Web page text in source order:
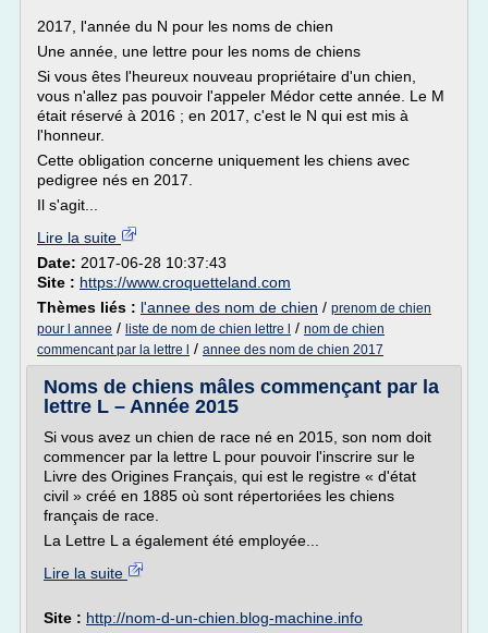
2017, l'année du N pour les noms de chien
Une année, une lettre pour les noms de chiens
Si vous êtes l'heureux nouveau propriétaire d'un chien,
vous n'allez pas pouvoir l'appeler Médor cette année. Le M
était réservé à 2016 ; en 2017, c'est le N qui est mis à
l'honneur.
Cette obligation concerne uniquement les chiens avec
pedigree nés en 2017.
Il s'agit...
Lire la suite
Date: 2017-06-28 10:37:43
Site : https://www.croquetteland.com
Thèmes liés : l'annee des nom de chien / prenom de chien
pour l annee / liste de nom de chien lettre l / nom de chien
commencant par la lettre l
/ annee des nom de chien 2017
Noms de chiens mâles commençant par la
lettre L – Année 2015
Si vous avez un chien de race né en 2015, son nom doit
commencer par la lettre L pour pouvoir l'inscrire sur le
Livre des Origines Français, qui est le registre « d'état
civil » créé en 1885 où sont répertoriées les chiens
français de race.
La Lettre L a également été employée...
Lire la suite
Site : http://nom-d-un-chien.blog-machine.info